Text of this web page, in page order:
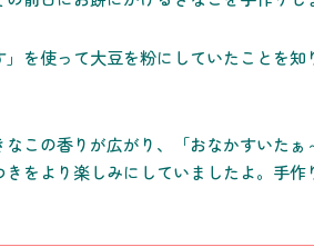
を使って大豆を粉にしていたことを知
この香りが広がり、「おなかすいたぁ
をより楽しみにしていましたよ。手作